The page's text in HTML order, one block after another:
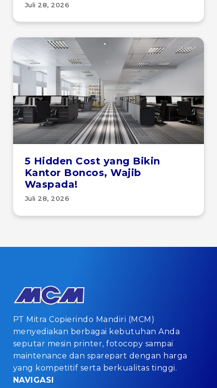
Juli 28, 2026
5 Hidden Cost yang Bikin
Kantor Boncos, Wajib
Waspada!
Juli 28, 2026
PT Mitra Copierindo Mandiri (MCM)
menyediakan berbagai kebutuhan Anda
seputar mesin printer, fotocopy sampai
maintenance dan sparepart dengan harga
yang kompetitif serta berkualitas tinggi.
NAVIGASI